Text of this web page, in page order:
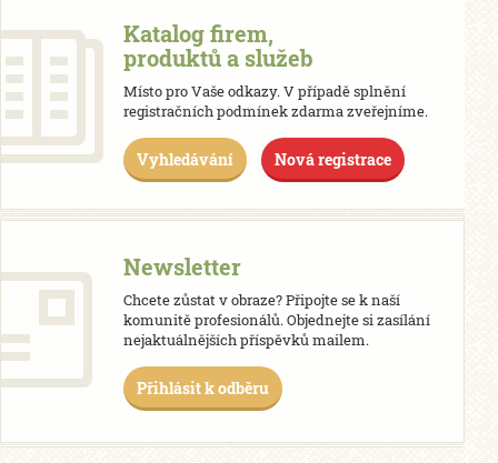
Katalog firem,
produktů a služeb
Místo pro Vaše odkazy. V případě splnění
registračních podmínek zdarma zveřejníme.
Vyhledávání Nová registrace
Newsletter
Chcete zůstat v obraze? Připojte se k naší
komunitě profesionálů. Objednejte si zasílání
nejaktuálnějších příspěvků mailem.
Přihlásit k odběru